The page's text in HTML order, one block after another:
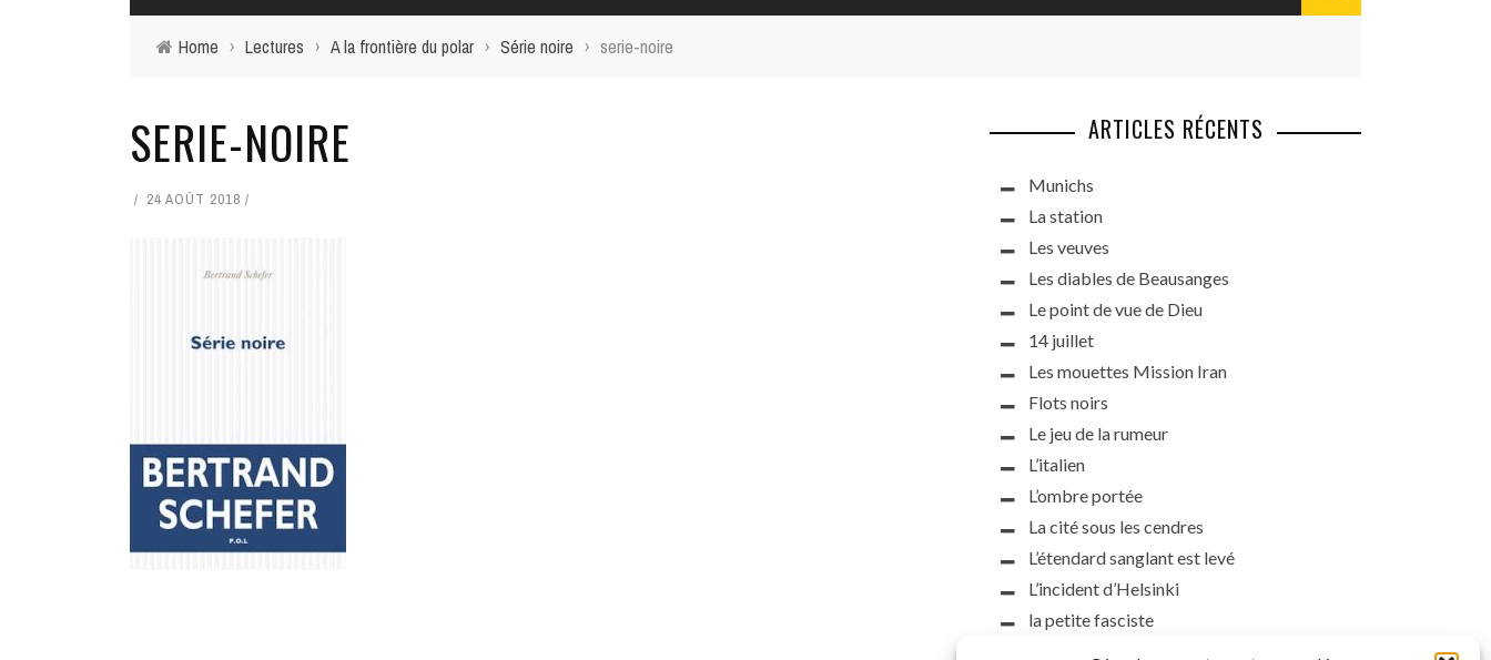
Home › Lectures › A la frontière du polar › Série noire › serie-noire
SERIE-NOIRE
24 AOÛT 2018
ARTICLES RÉCENTS
Munichs
La station
Les veuves
Les diables de Beausanges
Le point de vue de Dieu
14 juillet
Les mouettes Mission Iran
Flots noirs
Le jeu de la rumeur
L’italien
L’ombre portée
La cité sous les cendres
L’étendard sanglant est levé
L’incident d’Helsinki
la petite fasciste